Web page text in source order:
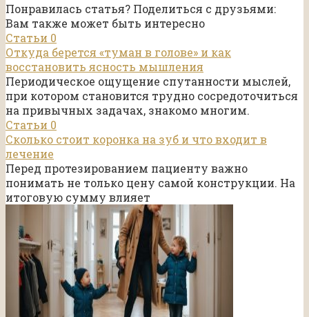
Понравилась статья? Поделиться с друзьями:
Вам также может быть интересно
Статьи 0
Откуда берется «туман в голове» и как
восстановить ясность мышления
Периодическое ощущение спутанности мыслей,
при котором становится трудно сосредоточиться
на привычных задачах, знакомо многим.
Статьи 0
Сколько стоит коронка на зуб и что входит в
лечение
Перед протезированием пациенту важно
понимать не только цену самой конструкции. На
итоговую сумму влияет